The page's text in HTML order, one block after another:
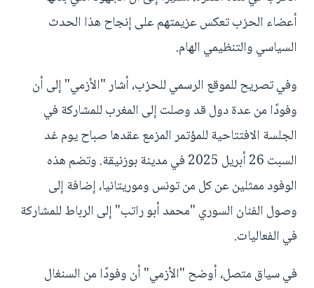
أعضاء الحزب تعكس عزيمتهم على إنجاح هذا الحدث
السياسي والتنظيمي الهام.
وفي تصريح للموقع الرسمي للحزب، أشار "الأزمي" إلى أن
وفودًا من عدة دول قد وصلت إلى المغرب للمشاركة في
الجلسة الافتتاحية للمؤتمر المزمع عقدها صباح يوم غد
السبت 26 أبريل 2025 في مدينة بوزنيقة. وتضم هذه
الوفود ممثلين عن كل من تونس وموريتانيا، إضافة إلى
وصول الفنان السوري "محمد أبو راتب" إلى الرباط للمشاركة
في الفعاليات.
في سياق متصل، أوضح "الأزمي" أن وفودًا من السنغال